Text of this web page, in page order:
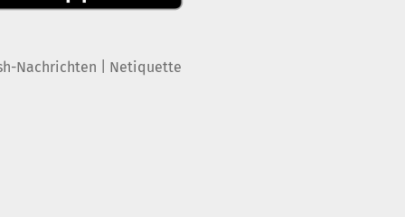
Nachrichten Netiquette